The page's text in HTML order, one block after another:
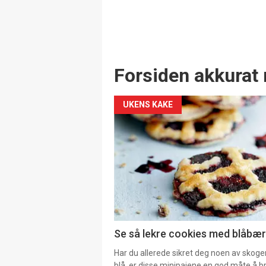
Forsiden akkurat
UKENS KAKE
Se så lekre cookies med
Har du allerede sikret deg noen av